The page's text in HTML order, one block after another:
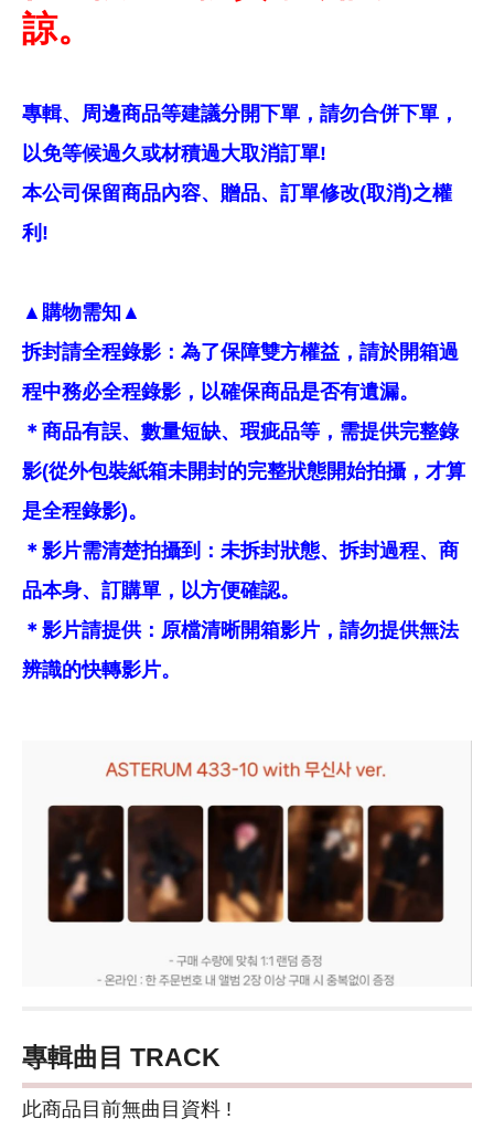
諒。
專輯、周邊商品等建議分開下單，請勿合併下單，
以免等候過久或材積過大取消訂單!
本公司保留商品內容、贈品、訂單修改(取消)之權
利!
▲購物需知▲
拆封請全程錄影：為了保障雙方權益，請於開箱過
程中務必全程錄影，以確保商品是否有遺漏。
＊商品有誤、數量短缺、瑕疵品等，需提供完整錄
影(從外包裝紙箱未開封的完整狀態開始拍攝，才算
是全程錄影)。
＊影片需清楚拍攝到：未拆封狀態、拆封過程、商
品本身、訂購單，以方便確認。
＊影片請提供：原檔清晰開箱影片，請勿提供無法
辨識的快轉影片。
專輯曲目 TRACK
此商品目前無曲目資料 !